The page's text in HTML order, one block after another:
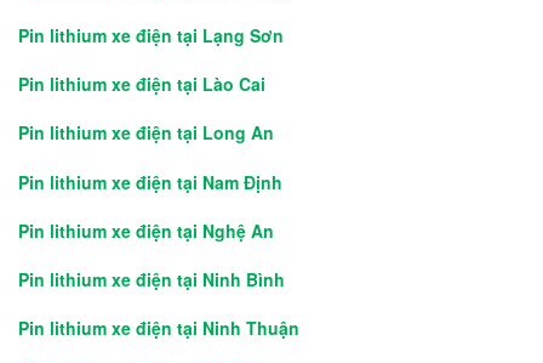
Pin lithium xe điện tại Lạng Sơn
Pin lithium xe điện tại Lào Cai
Pin lithium xe điện tại Long An
Pin lithium xe điện tại Nam Định
Pin lithium xe điện tại Nghệ An
Pin lithium xe điện tại Ninh Bình
Pin lithium xe điện tại Ninh Thuận